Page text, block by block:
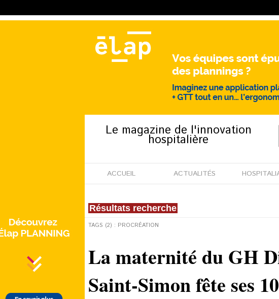
Le magazine de l'innovation
hospitalière
ACCUEIL ACTUALITÉS
Résultats recherche
TAGS (2) : PROCRÉATION
La maternité du GH
Saint‑Simon fête ses